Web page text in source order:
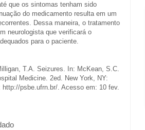
que os sintomas tenham sido
do medicamento resulta em um
Dessa maneira, o tratamento
neurologista que verificará o
para o paciente.
T.A. Seizures. In: McKean, S.C.
Medicine. 2ed. New York, NY:
psbe.ufrn.br/. Acesso em: 10 fev.